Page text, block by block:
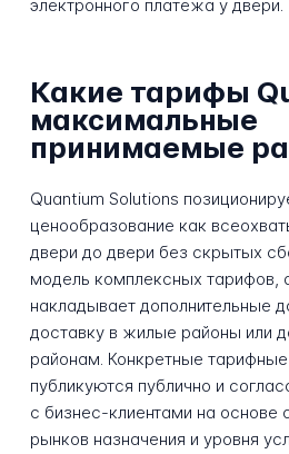
электронного платежа у двери.
Какие тарифы
максимальные
принимаемые
Quantium Solutions
ценообразование как
двери до двери без скрытых
модель комплексных тарифов,
накладывает дополнительные
доставку в жилые районы или
районам. Конкретные
публикуются публично и
с бизнес-клиентами на основе
рынков назначения и уровня